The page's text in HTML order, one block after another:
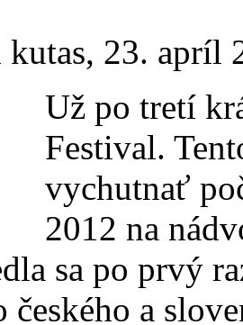
kutas, 23. apríl
Už po tretí
Festival.
vychutnať
2012 na
sa po prvý
českého a